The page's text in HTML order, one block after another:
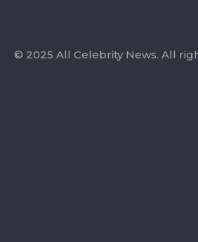
© 2025 All Celebrity News. All